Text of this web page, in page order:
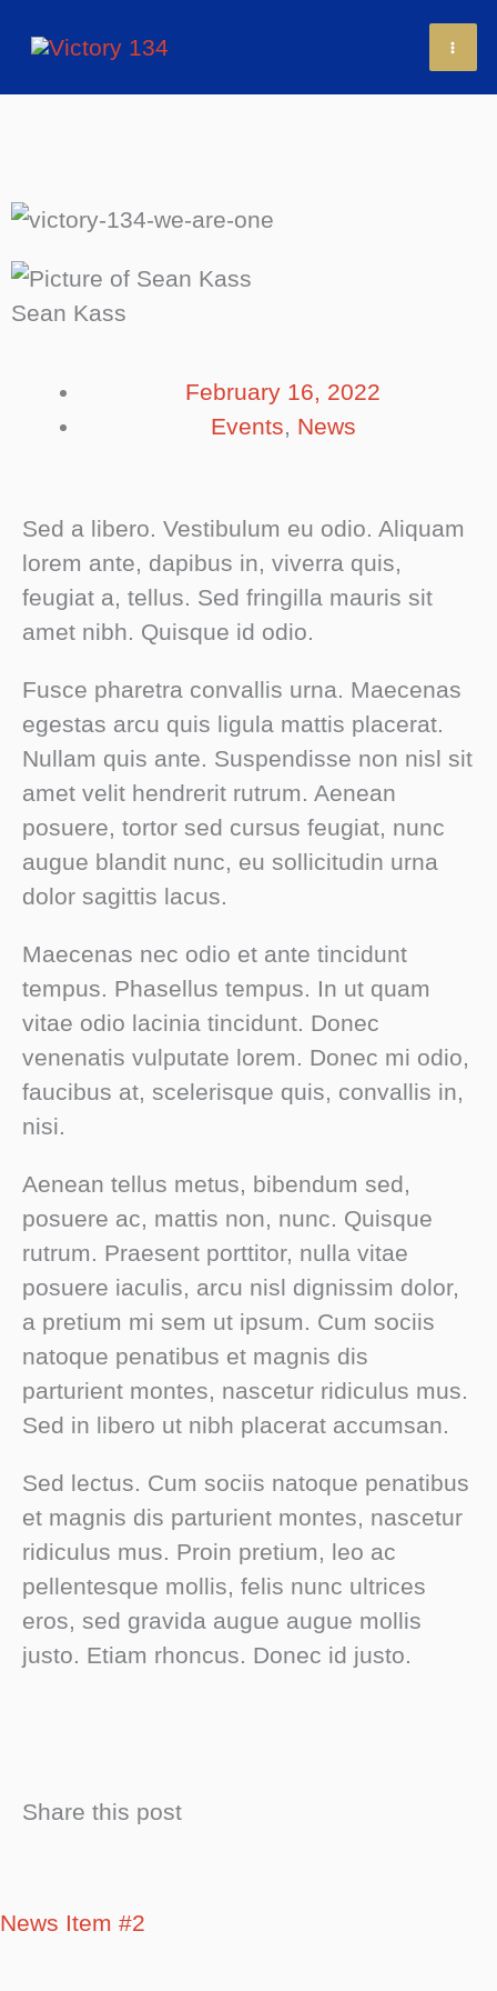
Sean Kass
February 16, 2022
Events, News
Sed a libero. Vestibulum eu odio. Aliquam
lorem ante, dapibus in, viverra quis,
feugiat a, tellus. Sed fringilla mauris sit
amet nibh. Quisque id odio.
Fusce pharetra convallis urna. Maecenas
egestas arcu quis ligula mattis placerat.
Nullam quis ante. Suspendisse non nisl sit
amet velit hendrerit rutrum. Aenean
posuere, tortor sed cursus feugiat, nunc
augue blandit nunc, eu sollicitudin urna
dolor sagittis lacus.
Maecenas nec odio et ante tincidunt
tempus. Phasellus tempus. In ut quam
vitae odio lacinia tincidunt. Donec
venenatis vulputate lorem. Donec mi odio,
faucibus at, scelerisque quis, convallis in,
nisi.
Aenean tellus metus, bibendum sed,
posuere ac, mattis non, nunc. Quisque
rutrum. Praesent porttitor, nulla vitae
posuere iaculis, arcu nisl dignissim dolor,
a pretium mi sem ut ipsum. Cum sociis
natoque penatibus et magnis dis
parturient montes, nascetur ridiculus mus.
Sed in libero ut nibh placerat accumsan.
Sed lectus. Cum sociis natoque penatibus
et magnis dis parturient montes, nascetur
ridiculus mus. Proin pretium, leo ac
pellentesque mollis, felis nunc ultrices
eros, sed gravida augue augue mollis
justo. Etiam rhoncus. Donec id justo.
Share this post
News Item #2